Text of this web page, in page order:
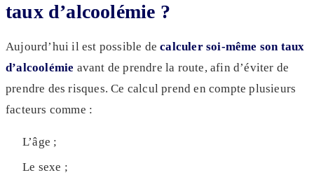
taux d’alcoolémie ?
Aujourd’hui il est possible decalculer soi-même son taux
d’alcoolémie avant de prendre la route, afin d’éviter de
prendre des risques. Ce calcul prend en compte plusieurs
facteurs comme :
L’âge ;
Le sexe ;